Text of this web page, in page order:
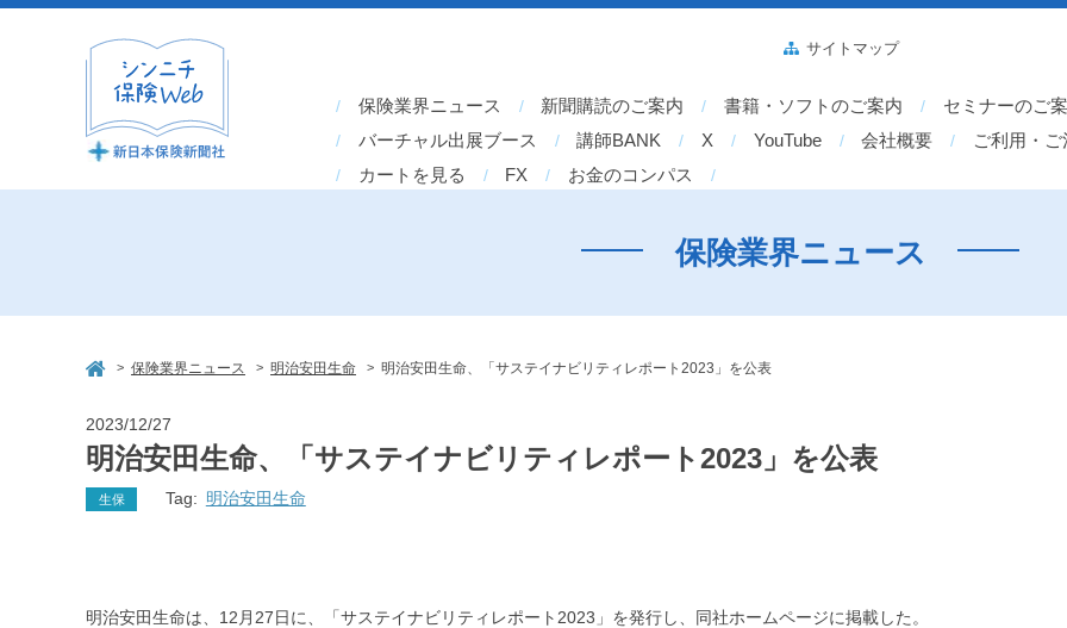
保険業界ニュース 新聞購読のご案内 書籍・ソフトのご案内
セミナーのご
バーチャル出展ブース
講師BANK X YouTube 会社概要
ご利用・
カートを見る
FX お金のコンパス
サイトマップ
保険業界ニュース
> 保険業界ニュース > 明治安田生命 > 明治安田生命、「サステイナビリティレポート2023」を公表
2023/12/27
明治安田生命、「サステイナビリティレポート2023」を公表
生保 Tag: 明治安田生命
明治安田生命は、12月27日に、「サステイナビリティレポート2023」を発行し、同社ホームページに掲載した。